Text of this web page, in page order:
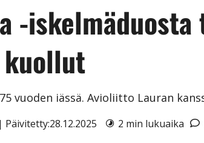
-
vuoden iässä. Avioliitto Lauran
Päivitetty:28.12.2025 2 min lukuaika